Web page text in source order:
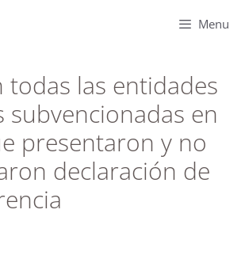
Menu
todas las entidades
subvencionadas en
presentaron y no
declaración de